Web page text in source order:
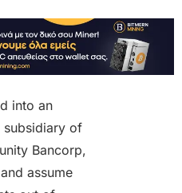
into an
subsidiary of
Bancorp,
assume